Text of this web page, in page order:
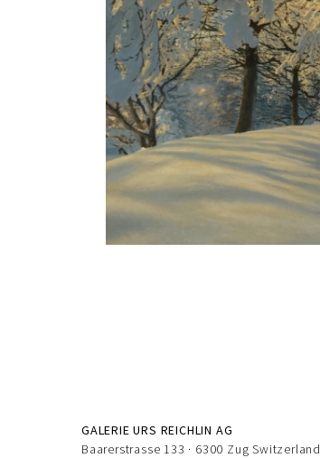
GALERIE URS REICHLIN AG
Baarerstrasse 133 · 6300 Zug Switzerland